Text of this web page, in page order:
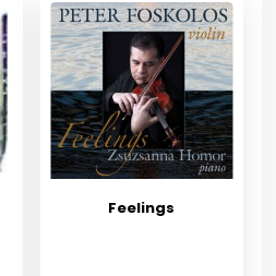
Feelings